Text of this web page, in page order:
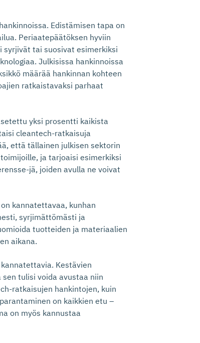
Edistämisen tapa on
Periaatepäätöksen hyviin
tai suosivat esimerkiksi
Julkisissa hankinnoissa
määrää hankinnan kohteen
ratkaistavaksi parhaat
yksi prosentti kaikista
cleantech-ratkaisuja
että tällainen julkisen sektorin
ja tarjoaisi esimerkiksi
jä, joiden avulla ne voivat
kannatettavaa, kunhan
syrjimättömästi ja
tuotteiden ja materiaalien
aikana.
Kestävien
tulisi voida avustaa niin
ratkaisujen hankintojen, kuin
on kaikkien etu –
on myös kannustaa